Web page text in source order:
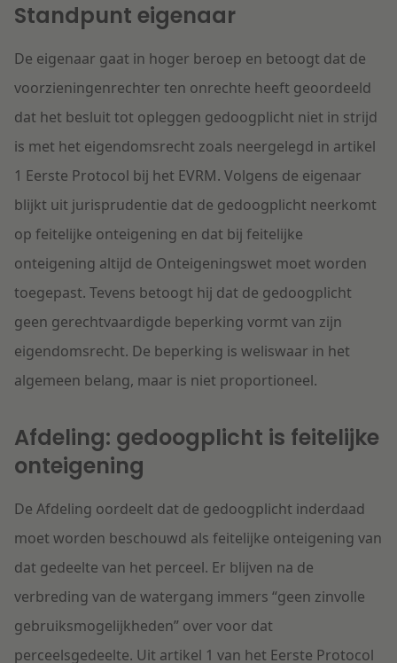
Standpunt eigenaar
De eigenaar gaat in hoger beroep en betoogt dat de
voorzieningenrechter ten onrechte heeft geoordeeld
dat het besluit tot opleggen gedoogplicht niet in strijd
is met het eigendomsrecht zoals neergelegd in artikel
1 Eerste Protocol bij het EVRM. Volgens de eigenaar
blijkt uit jurisprudentie dat de gedoogplicht neerkomt
op feitelijke onteigening en dat bij feitelijke
onteigening altijd de Onteigeningswet moet worden
toegepast. Tevens betoogt hij dat de gedoogplicht
geen gerechtvaardigde beperking vormt van zijn
eigendomsrecht. De beperking is weliswaar in het
algemeen belang, maar is niet proportioneel.
Afdeling: gedoogplicht is feitelijke
onteigening
De Afdeling oordeelt dat de gedoogplicht inderdaad
moet worden beschouwd als feitelijke onteigening van
dat gedeelte van het perceel. Er blijven na de
verbreding van de watergang immers “geen zinvolle
gebruiksmogelijkheden” over voor dat
perceelsgedeelte. Uit artikel 1 van het Eerste Protocol